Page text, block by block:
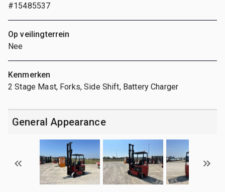
#15485537
Op veilingterrein
Nee
Kenmerken
2 Stage Mast, Forks, Side Shift, Battery Charger
General Appearance